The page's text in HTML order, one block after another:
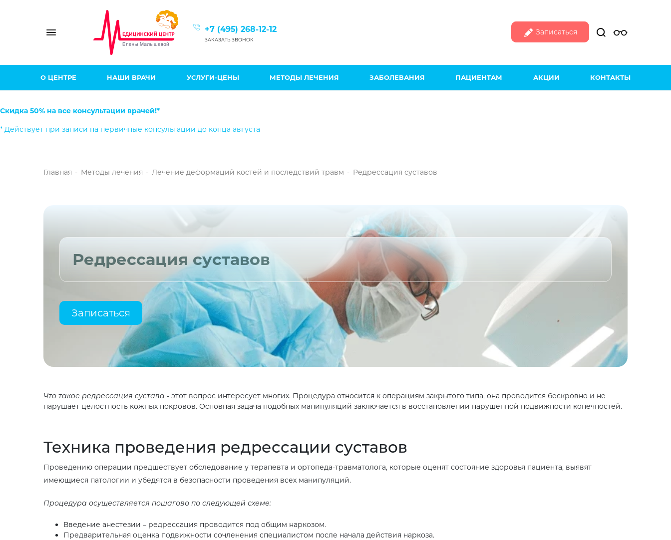
Toggle navigation +7 (495) 268-12-12
ЗАКАЗАТЬ ЗВОНОК
Записаться
О ЦЕНТРЕ НАШИ ВРАЧИ УСЛУГИ-ЦЕНЫ МЕТОДЫ ЛЕЧЕНИЯ ЗАБОЛЕВАНИЯ ПАЦИЕНТАМ АКЦИИ КОНТАКТЫ
Скидка 50% на все консультации врачей!*
* Действует при записи на первичные консультации до конца августа
Главная - Методы лечения - Лечение деформаций костей и последствий травм - Редрессация суставов
Редрессация суставов
Записаться
Что такое редрессация сустава - этот вопрос интересует многих. Процедура относится к операциям закрытого типа, она проводится бескровно и не
нарушает целостность кожных покровов. Основная задача подобных манипуляций заключается в восстановлении нарушенной подвижности конечностей.
Техника проведения редрессации суставов
Проведению операции предшествует обследование у терапевта и ортопеда-травматолога, которые оценят состояние здоровья пациента, выявят
имеющиеся патологии и убедятся в безопасности проведения всех манипуляций.
Процедура осуществляется пошагово по следующей схеме:
Введение анестезии – редрессация проводится под общим наркозом.
Предварительная оценка подвижности сочленения специалистом после начала действия наркоза.